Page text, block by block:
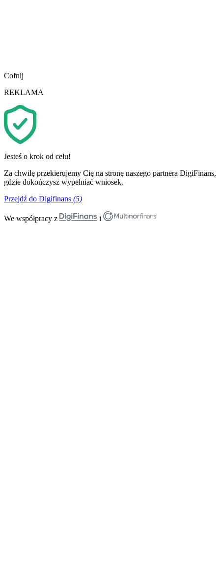
Cofnij
REKLAMA
Jesteś o krok od celu!
Za chwilę przekierujemy Cię na stronę naszego partnera DigiFinans,
gdzie dokończysz wypełniać wniosek.
Przejdź do Digifinans (5)
We współpracy z i